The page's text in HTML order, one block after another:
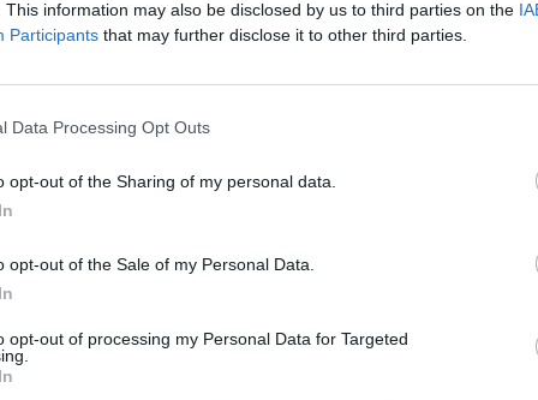
This information may also be disclosed by us to third parties on the
Participants that may further disclose it to other third parties.
Data Processing Opt Outs
opt-out of the Sharing of my personal data.
opt-out of the Sale of my Personal Data.
opt-out of processing my Personal Data for Targeted
pubblici per un totale di 269.978 euro (2021–2026).
con almeno
dodici mesi e di
INPS
previdenziali per
2022 ( art. 1 ,